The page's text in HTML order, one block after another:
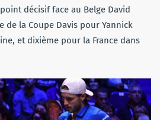
décisif face au Belge David
de la Coupe Davis pour Yannick
et dixième pour la France dans